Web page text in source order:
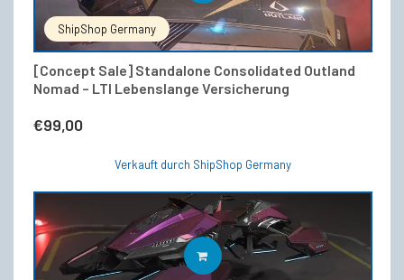
ShipShop Germany
[Concept Sale] Standalone Consolidated Outland
Nomad – LTI Lebenslange Versicherung
€99,00
Verkauft durch ShipShop Germany
IN DEN WARENKORB